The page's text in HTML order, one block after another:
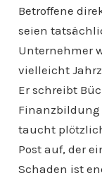
Betroffene
seien
Unternehmer
vielleicht
Er schreibt
Finanzbildung
taucht
Post auf, der
Schaden ist